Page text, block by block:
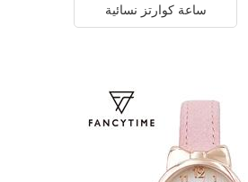
ساعة كوارتز نسائية